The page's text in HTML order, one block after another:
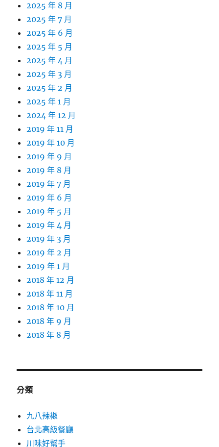
2025 年 8 月
2025 年 7 月
2025 年 6 月
2025 年 5 月
2025 年 4 月
2025 年 3 月
2025 年 2 月
2025 年 1 月
2024 年 12 月
2019 年 11 月
2019 年 10 月
2019 年 9 月
2019 年 8 月
2019 年 7 月
2019 年 6 月
2019 年 5 月
2019 年 4 月
2019 年 3 月
2019 年 2 月
2019 年 1 月
2018 年 12 月
2018 年 11 月
2018 年 10 月
2018 年 9 月
2018 年 8 月
分類
九八辣椒
台北高級餐廳
川味好幫手